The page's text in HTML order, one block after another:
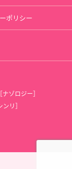
ポリシー
ゾロジー］
リ］